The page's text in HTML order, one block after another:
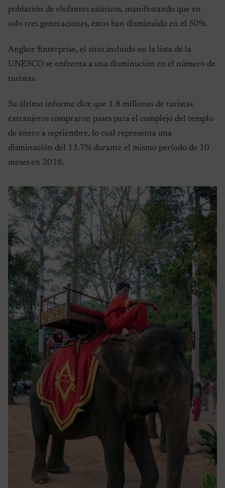
población de elefantes asiáticos, manifestando que en
solo tres generaciones, éstos han disminuido en el 50%.
Angkor Enterprise, el sitio incluido en la lista de la
UNESCO se enfrenta a una disminución en el número de
turistas.
Su último informe dice que 1.8 millones de turistas
extranjeros compraron pases para el complejo del templo
de enero a septiembre, lo cual representa una
disminución del 13.7% durante el mismo período de 10
meses en 2018.